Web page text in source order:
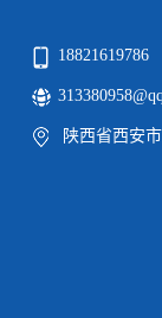
18821619786
陕西省西安